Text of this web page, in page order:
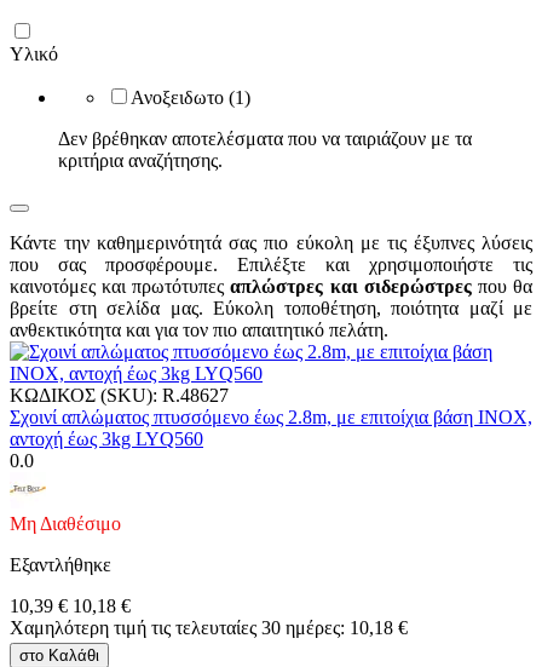
Υλικό
Ανοξειδωτο (1)
Δεν βρέθηκαν αποτελέσματα που να ταιριάζουν με τα
κριτήρια αναζήτησης.
Κάντε την καθημερινότητά σας πιο εύκολη με τις έξυπνες λύσεις
που σας προσφέρουμε. Επιλέξτε και χρησιμοποιήστε τις
καινοτόμες και πρωτότυπεςαπλώστρες και σιδερώστρεςπου θα
βρείτε στη σελίδα μας. Εύκολη τοποθέτηση, ποιότητα μαζί με
ανθεκτικότητα και για τον πιο απαιτητικό πελάτη.
ΚΩΔΙΚΟΣ (SKU): R.48627
Σχοινί απλώματος πτυσσόμενο έως 2.8m, με επιτοίχια βάση INOX,
αντοχή έως 3kg LYQ560
0.0
Μη Διαθέσιμο
Εξαντλήθηκε
10,39 € 10,18 €
Χαμηλότερη τιμή τις τελευταίες 30 ημέρες: 10,18 €
στο Καλάθι